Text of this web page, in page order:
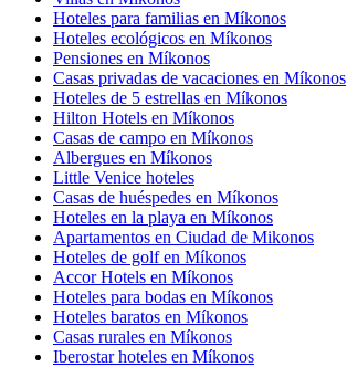
Hoteles para familias en Míkonos
Hoteles ecológicos en Míkonos
Pensiones en Míkonos
Casas privadas de vacaciones en Míkonos
Hoteles de 5 estrellas en Míkonos
Hilton Hotels en Míkonos
Casas de campo en Míkonos
Albergues en Míkonos
Little Venice hoteles
Casas de huéspedes en Míkonos
Hoteles en la playa en Míkonos
Apartamentos en Ciudad de Mikonos
Hoteles de golf en Míkonos
Accor Hotels en Míkonos
Hoteles para bodas en Míkonos
Hoteles baratos en Míkonos
Casas rurales en Míkonos
Iberostar hoteles en Míkonos